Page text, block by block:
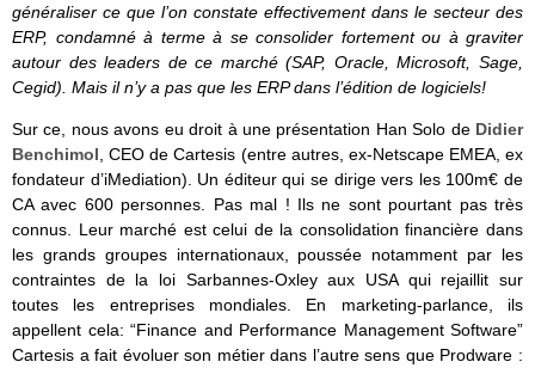
généraliser ce que l’on constate effectivement dans le secteur des
ERP, condamné à terme à se consolider fortement ou à graviter
autour des leaders de ce marché (SAP, Oracle, Microsoft, Sage,
Cegid). Mais il n’y a pas que les ERP dans l’édition de logiciels!
Sur ce, nous avons eu droit à une présentation Han Solo de Didier
Benchimol , CEO de Cartesis (entre autres, ex-Netscape EMEA, ex
fondateur d’iMediation). Un éditeur qui se dirige vers les 100m€ de
CA avec 600 personnes. Pas mal ! Ils ne sont pourtant pas très
connus. Leur marché est celui de la consolidation financière dans
les grands groupes internationaux, poussée notamment par les
contraintes de la loi Sarbannes-Oxley aux USA qui rejaillit sur
toutes les entreprises mondiales. En marketing-parlance, ils
appellent cela: “Finance and Performance Management Software”
Cartesis a fait évoluer son métier dans l’autre sens que Prodware :